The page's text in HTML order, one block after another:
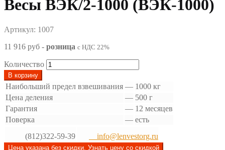
Весы ВЭК/2-1000 (ВЭК-1000)
Артикул: 1007
11 916 руб - розница с НДС 22%
Количество
В корзину
Наибольший предел взвешивания — 1000 кг
Цена деления
— 500 г
Гарантия
— 12 месяцев
Поверка
— есть
(812)322-59-39
info@lenvestorg.ru
Цена указана без скидки. Узнать цену со скидкой